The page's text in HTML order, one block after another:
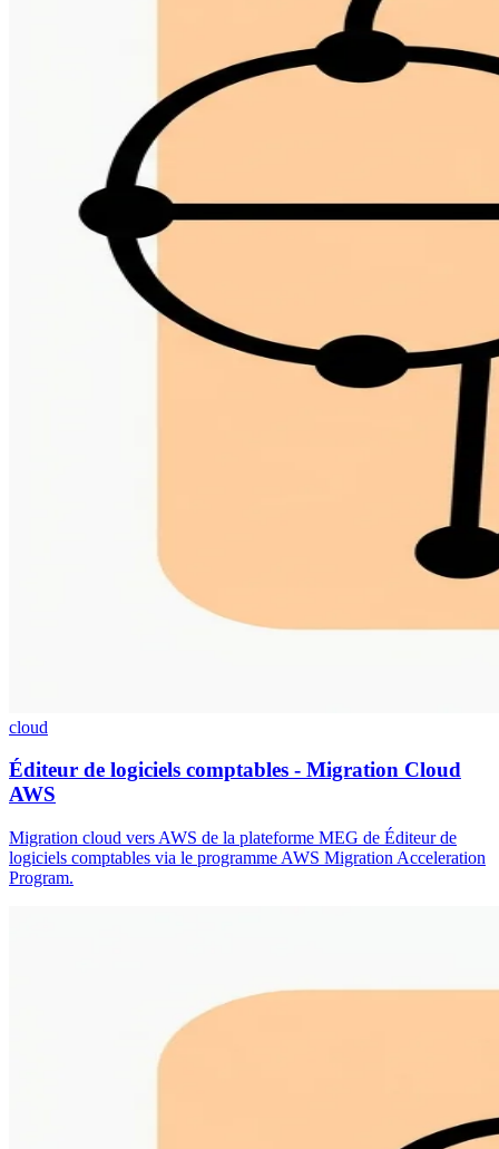
cloud
Éditeur de logiciels comptables - Migration Cloud
AWS
Migration cloud vers AWS de la plateforme MEG de Éditeur de
logiciels comptables via le programme AWS Migration Acceleration
Program.